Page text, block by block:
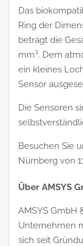
Das
Ring der
beträgt die
mm³. Dem
ein kleines
Sensor
Die Sensoren
Besuchen Sie
Nürnberg von
Über AMSYS
AMSYS GmbH
Unternehmen
sich seit